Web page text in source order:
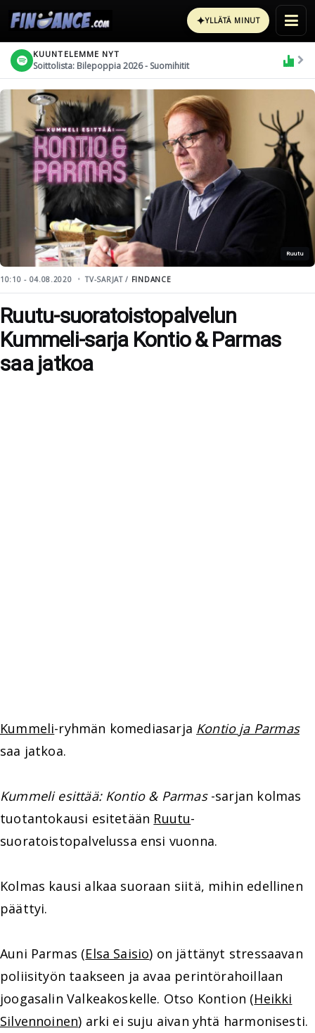
✦YLLÄTÄ MINUT
KUUNTELEMME NYT
Soittolista: Bilepoppia 2026 - Suomihitit
Ruutu
10:10 - 04.08.2020 TV-SARJAT / FINDANCE
Ruutu-suoratoistopalvelun
Kummeli-sarja Kontio & Parmas
saa jatkoa
Kummeli-ryhmän komediasarja Kontio ja Parmas
saa jatkoa.
Kummeli esittää: Kontio & Parmas-sarjan kolmas
tuotantokausi esitetään Ruutu-
suoratoistopalvelussa ensi vuonna.
Kolmas kausi alkaa suoraan siitä, mihin edellinen
päättyi.
Auni Parmas (Elsa Saisio) on jättänyt stressaavan
poliisityön taakseen ja avaa perintörahoillaan
joogasalin Valkeakoskelle. Otso Kontion (Heikki
Silvennoinen) arki ei suju aivan yhtä harmonisesti.